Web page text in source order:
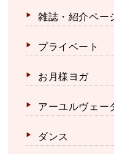
雑誌・紹介ペー
プライベート
お月様ヨガ
アーユルヴェー
ダンス